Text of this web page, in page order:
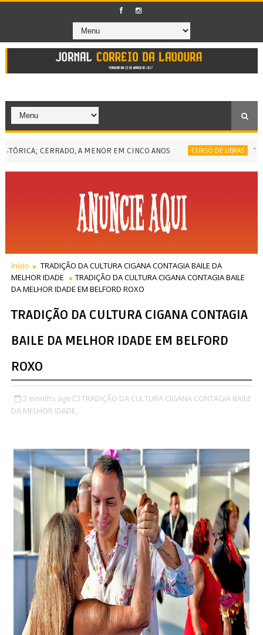
CERRADO, A MENOR EM CINCO ANOS CURSO DE LIBRAS
Início
TRADIÇÃO DA CULTURA CIGANA CONTAGIA BAILE DA
MELHOR IDADE
TRADIÇÃO DA CULTURA CIGANA CONTAGIA BAILE
DA MELHOR IDADE EM BELFORD ROXO
TRADIÇÃO DA CULTURA CIGANA CONTAGIA
BAILE DA MELHOR IDADE EM BELFORD
ROXO
2 months ago
TRADIÇÃO DA CULTURA CIGANA CONTAGIA BAILE
DA MELHOR IDADE,